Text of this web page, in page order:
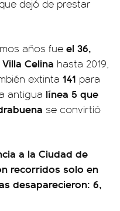
dejó de prestar
años fue el 36,
Celina hasta 2019,
extinta 141 para
antigua línea 5 que
se convirtió
a la Ciudad de
recorridos solo en
desaparecieron: 6,